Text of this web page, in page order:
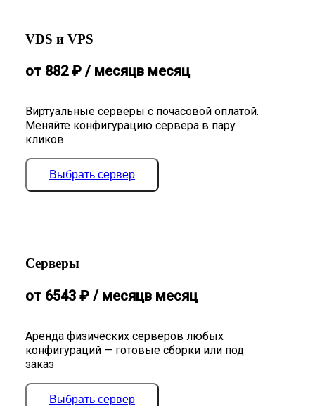
VDS и VPS
Виртуальные серверы с почасовой оплатой.
Меняйте конфигурацию сервера в пару
кликов
от 882₽ / месяцв месяц
Выбрать сервер
Серверы
Аренда физических серверов любых
конфигураций — готовые сборки или под
заказ
от 6543 ₽ / месяцв месяц
Выбрать сервер